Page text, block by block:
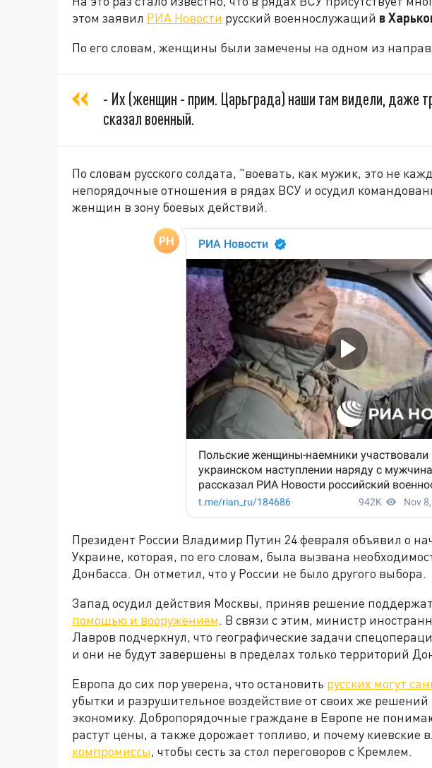
этом заявил РИА Новости русский военнослужащий в
По его словам, женщины были замечены на одном из
- Их (женщин - прим. Царьграда) наши там видели, даже
сказал военный.
По словам русского солдата, "воевать, как мужик, это не
непорядочные отношения в рядах ВСУ и осудил
женщин в зону боевых действий.
Президент России Владимир Путин 24 февраля объявил о
Украине, которая, по его словам, была вызвана
Донбасса. Он отметил, что у России не было другого выбора.
Запад осудил действия Москвы, приняв решение
помощью и вооружением. В связи с этим, министр
Лавров подчеркнул, что географические задачи
и они не будут завершены в пределах только территорий
Европа до сих пор уверена, что остановить русских могут
убытки и разрушительное воздействие от своих же решений
экономику. Добропорядочные граждане в Европе не
растут цены, а также дорожает топливо, и почему киевские
компромиссы, чтобы сесть за стол переговоров с Кремлем.